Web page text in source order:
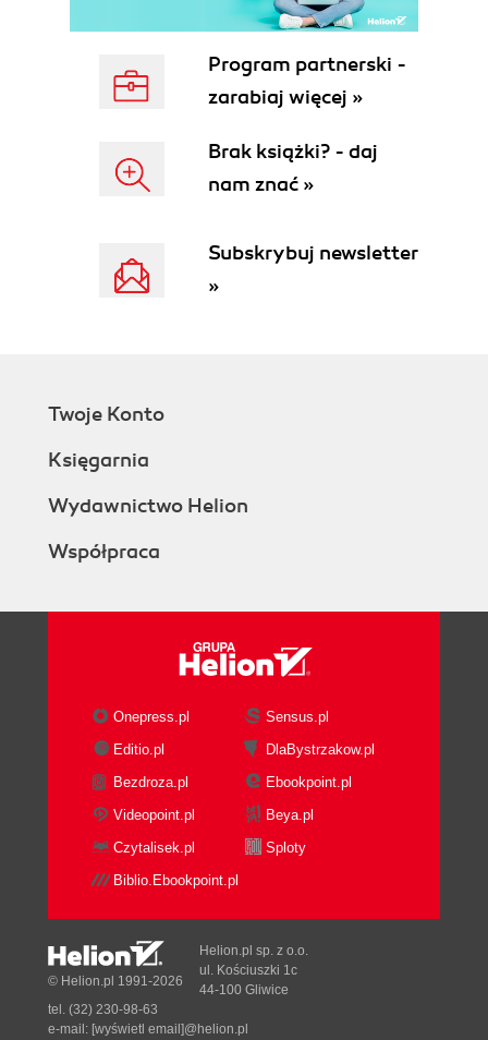
Program partnerski -
zarabiaj więcej »
Brak książki? - daj
nam znać »
Subskrybuj newsletter
»
Twoje Konto
Księgarnia
Wydawnictwo Helion
Współpraca
Onepress.pl
Sensus.pl
Editio.pl
DlaBystrzakow.pl
Bezdroza.pl
Ebookpoint.pl
Videopoint.pl
Beya.pl
Czytalisek.pl
Sploty
Biblio.Ebookpoint.pl
© Helion.pl 1991-2026
Helion.pl sp. z o.o.
ul. Kościuszki 1c
44-100 Gliwice
tel. (32) 230-98-63
e-mail: [wyświetl email]@helion.pl